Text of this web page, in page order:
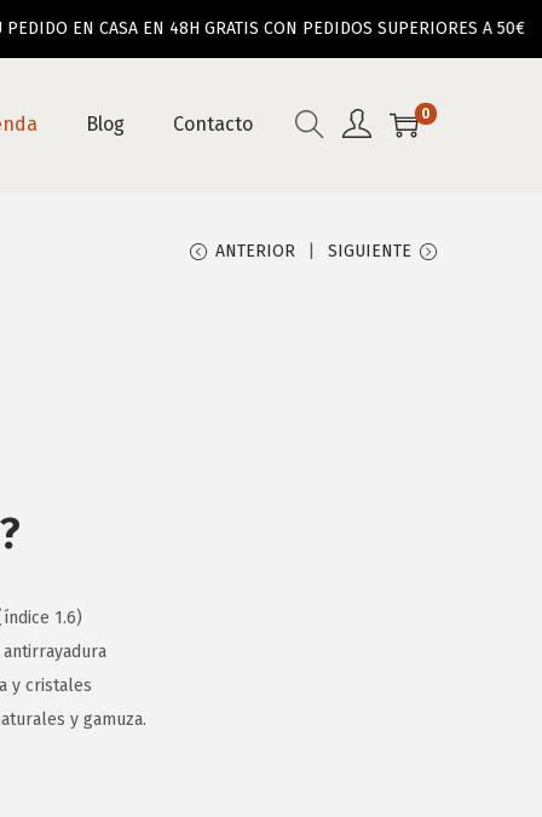
EN CASA EN 48H GRATIS CON PEDIDOS SUPERIORES A 50€
Blog Contacto 0
ANTERIOR SIGUIENTE
1.6)
y cristales
y gamuza.